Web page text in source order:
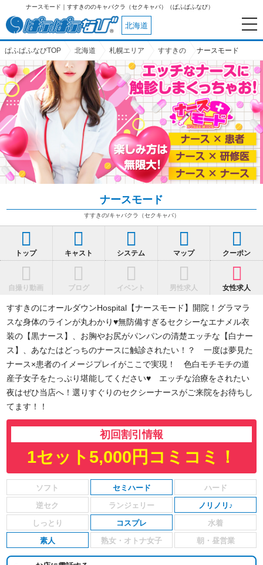
ナースモード｜すすきののキャバクラ（セクキャバ）（ぱふぱふなび）
北海道
ぱふぱふなびTOP 北海道 札幌エリア すすきの ナースモード
ナースモード
すすきの/キャバクラ（セクキャバ）
トップ キャスト システム マップ クーポン
自撮り動画 ブログ イベント 男性求人 女性求人
すすきのにオールダウンHospital【ナースモード】開院！グラマラ
スな身体のラインが丸わかり♥無防備すぎるセクシーなエナメル衣
装の【黒ナース】、お胸やお尻がパンパンの清楚エッチな【白ナー
ス】、あなたはどっちのナースに触診されたい！？ 一度は夢見た
ナース×患者のイメージプレイがここで実現！ 色白モチモチの道
産子女子をたっぷり堪能してください♥ エッチな治療をされたい
夜はぜひ当店へ！選りすぐりのセクシーナースがご来院をお待ちし
てます！！
初回割引情報
1セット5,000円コミコミ！
セミハード
ノリノリ♪
コスプレ
素人